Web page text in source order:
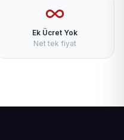
Ek Ücret Yok
Net tek fiyat